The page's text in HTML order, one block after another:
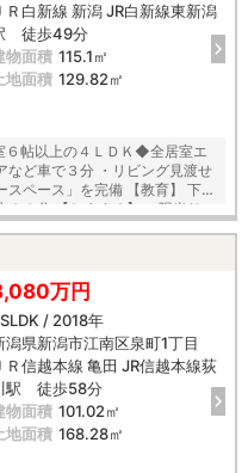
Ｒ白新線 新潟 JR白新線東新潟
徒歩49分
物面積 115.1㎡
地面積 129.82㎡
帖以上の４ＬＤＫ◆全居室エ
など車で３分 ・リビング見渡せ
」を完備 【教育】 下
・陽当り
はくつろぎスペースに最適な
良いオープンクローゼットを
万円
/ 2018年
潟県新潟市江南区泉町1丁目
ＪＲ信越本線 亀田 JR信越本線荻
駅 徒歩58分
物面積 101.02㎡
地面積 168.28㎡